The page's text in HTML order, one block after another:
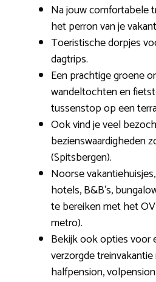
Na jouw comfortabele
het perron van je
Toeristische dorpjes
dagtrips.
Een prachtige groene
wandeltochten en
tussenstop op een
Ook vind je veel
bezienswaardigheden
(Spitsbergen).
Noorse
hotels, B&B’s,
te bereiken met het
metro).
Bekijk ook opties voor
verzorgde
halfpension,